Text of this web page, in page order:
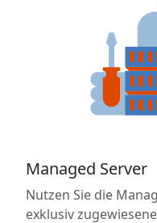
Managed Server
Nutzen Sie die
exklusiv